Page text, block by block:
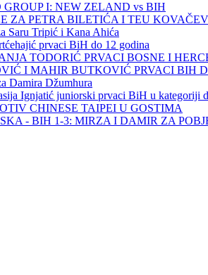
GROUP I: NEW ZELAND vs BIH
ZA PETRA BILETIĆA I TEU
Saru Tripić i Kana Ahića
prvaci BiH do 12 godina
TODORIĆ PRVACI BOSNE I
I MAHIR BUTKOVIĆ PRVACI BIH
Damira Džumhura
Ignjatić juniorski prvaci BiH u kategoriji
CHINESE TAIPEI U GOSTIMA
- BIH 1-3: MIRZA I DAMIR ZA